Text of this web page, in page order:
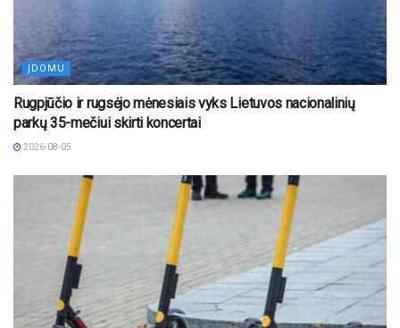
ĮDOMU
Rugpjūčio ir rugsėjo mėnesiais vyks Lietuvos nacionalinių
parkų 35-mečiui skirti koncertai
2026-08-05